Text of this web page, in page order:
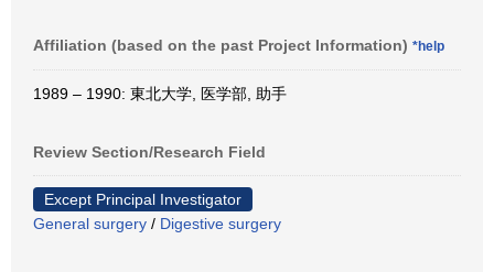
Affiliation (based on the past Project Information) *help
1989 – 1990: 東北大学, 医学部, 助手
Review Section/Research Field
Except Principal Investigator
General surgery / Digestive surgery